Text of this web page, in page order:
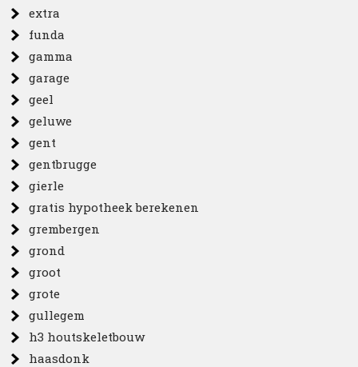
extra
funda
gamma
garage
geel
geluwe
gent
gentbrugge
gierle
gratis hypotheek berekenen
grembergen
grond
groot
grote
gullegem
h3 houtskeletbouw
haasdonk